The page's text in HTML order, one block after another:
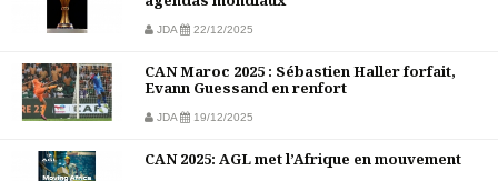
JDA 22/12/2025
CAN Maroc 2025 : Sébastien Haller forfait,
Evann Guessand en renfort
JDA 19/12/2025
CAN 2025: AGL met l’Afrique en mouvement